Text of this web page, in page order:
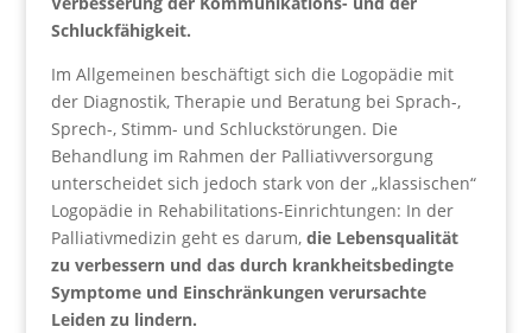
Schluckfähigkeit.
Im Allgemeinen beschäftigt sich die Logopädie mit
der Diagnostik, Therapie und Beratung bei Sprach-,
Sprech-, Stimm- und Schluckstörungen. Die
Behandlung im Rahmen der Palliativversorgung
unterscheidet sich jedoch stark von der „klassischen“
Logopädie in Rehabilitations-Einrichtungen: In der
Palliativmedizin geht es darum, die Lebensqualität
zu verbessern und das durch krankheitsbedingte
Symptome und Einschränkungen verursachte
Leiden zu lindern.